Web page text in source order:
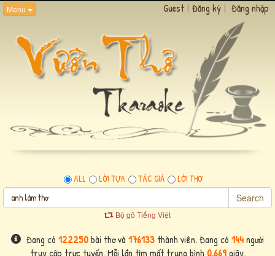
Menu Guest | Đăng ký | Đăng nhập
ALL LỜI TỰA TÁC GIẢ LỜI THƠ
Search
Bộ gõ Tiếng Việt
Đang có 122250bài thơ và 176133 thành viên. Đang có 144người
truy cập trực tuyến. Mỗi lần tìm mất trung bình 0,669giây.